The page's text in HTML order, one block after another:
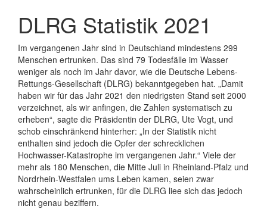
DLRG Statistik 2021
Im vergangenen Jahr sind in Deutschland mindestens 299
Menschen ertrunken. Das sind 79 Todesfälle im Wasser
weniger als noch im Jahr davor, wie die Deutsche Lebens-
Rettungs-Gesellschaft (DLRG) bekanntgegeben hat. „Damit
haben wir für das Jahr 2021 den niedrigsten Stand seit 2000
verzeichnet, als wir anfingen, die Zahlen systematisch zu
erheben“, sagte die Präsidentin der DLRG, Ute Vogt, und
schob einschränkend hinterher: „In der Statistik nicht
enthalten sind jedoch die Opfer der schrecklichen
Hochwasser-Katastrophe im vergangenen Jahr.“ Viele der
mehr als 180 Menschen, die Mitte Juli in Rheinland-Pfalz und
Nordrhein-Westfalen ums Leben kamen, seien zwar
wahrscheinlich ertrunken, für die DLRG liee sich das jedoch
nicht genau beziffern.